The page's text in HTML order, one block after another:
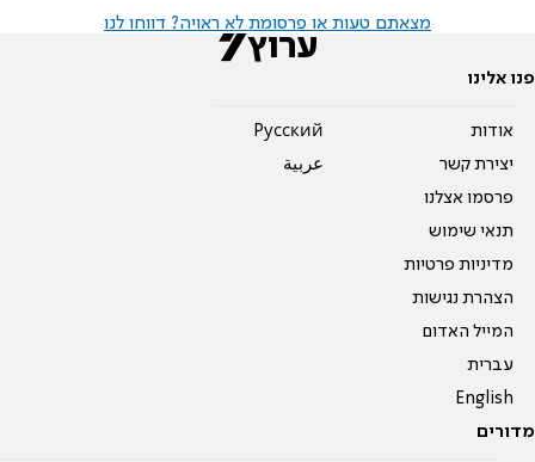
מצאתם טעות או פרסומת לא ראויה? דווחו לנו
פנו אלינו
אודות
יצירת קשר
פרסמו אצלנו
תנאי שימוש
מדיניות פרטיות
הצהרת נגישות
המייל האדום
עברית
English
Pусский
عربية
מדורים